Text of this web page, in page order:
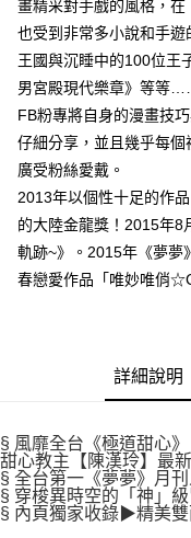
※ 交易是否成功請以「
是否繳費成功／繳費後需取
【注意事項】
１．透過由恩沛科技股份有
易，需依本服務之必要範
權轉讓予恩沛科技股份有限
２．關於個人資料處理事宜
３．未成年的使用者請事先
「AFTEE先享後付」，若
任。
４．使用「AFTEE先享後
時審查核予不同之上限額度
付款後萊爾富取貨
每筆NT$80，滿NT$500(
7-11取貨付款
每筆NT$80，滿
付款後7-11取貨
每筆NT$80，滿NT$500(
宅配
每筆NT$100，滿
國家/地區配送
畫精采對手戲的風格，
也受到非常多小說和手
王國與沉睡中的100位王
男宮殿現代樂章》等等
FB粉專將自身的漫畫技
仔細分享，並且幾乎每
廣受粉絲愛戴。
2013年以個性十足的作
的大陸金龍獎！2015年8
軌跡~》。2015年《夢夢
春戀愛作品「唯妙唯俏
詳細說明
§ 風靡全台《極道甜心
甜心教主【陳漢玲】最
§ 全台第一《夢夢》月
§ 穿梭異時空的「神」級
§ 內頁獨家收錄▶精美雙